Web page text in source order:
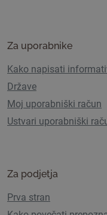
Za uporabnike
Kako napisati
Države
Moj uporabniški račun
Ustvari uporabniški
Za podjetja
Prva stran